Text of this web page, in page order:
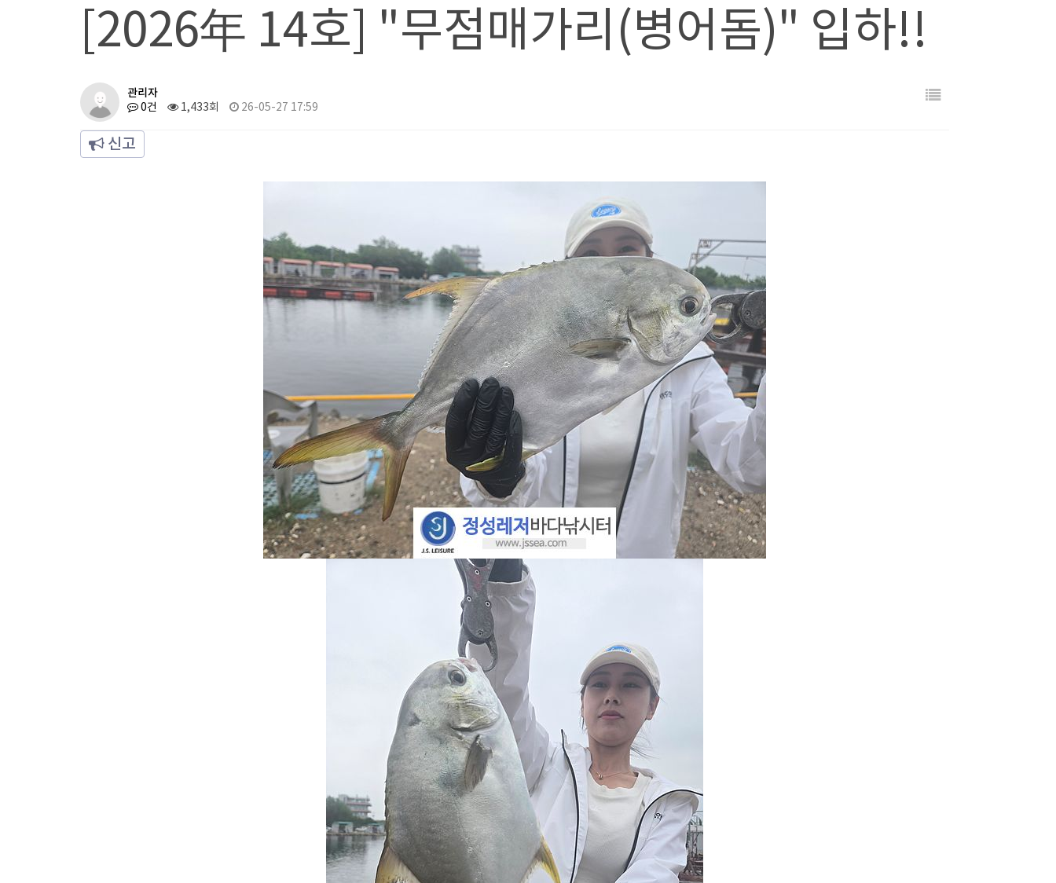
[2026年 14호] "무점매가리(병어돔)" 입하!!
관리자
0건 1,433회 26-05-27 17:59
신고